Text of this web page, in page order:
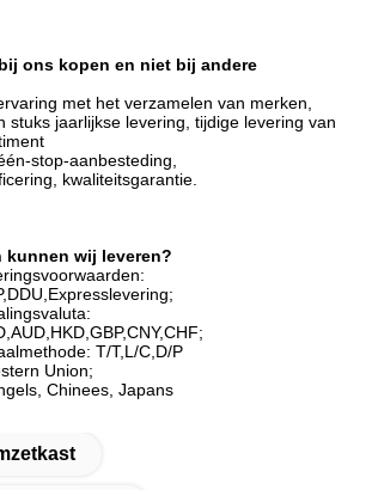
ons kopen en niet bij andere
met het verzamelen van merken,
stuks jaarlijkse levering, tijdige levering van
stop-aanbesteding,
kwaliteitsgarantie.
kunnen wij leveren?
T/T,L/C,D/P
Union;
Chinees, Japans